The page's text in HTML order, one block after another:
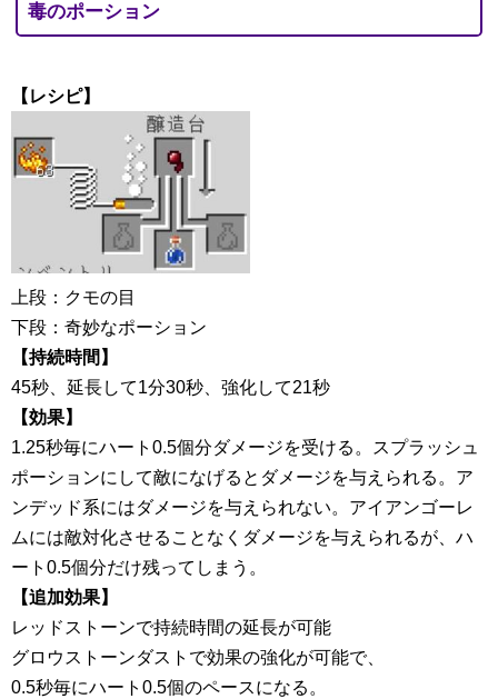
毒のポーション
【レシピ】
上段：クモの目
下段：奇妙なポーション
【持続時間】
45秒、延長して1分30秒、強化して21秒
【効果】
1.25秒毎にハート0.5個分ダメージを受ける。スプラッシュ
ポーションにして敵になげるとダメージを与えられる。ア
ンデッド系にはダメージを与えられない。アイアンゴーレ
ムには敵対化させることなくダメージを与えられるが、ハ
ート0.5個分だけ残ってしまう。
【追加効果】
レッドストーンで持続時間の延長が可能
グロウストーンダストで効果の強化が可能で、
0.5秒毎にハート0.5個のペースになる。